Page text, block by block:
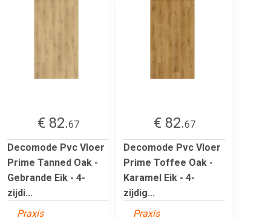
€ 82.67
Decomode Pvc Vloer
Prime Tanned Oak -
Gebrande Eik - 4-
zijdi...
Praxis
€ 82.67
Decomode Pvc Vloer
Prime Toffee Oak -
Karamel Eik - 4-
zijdig...
Praxis